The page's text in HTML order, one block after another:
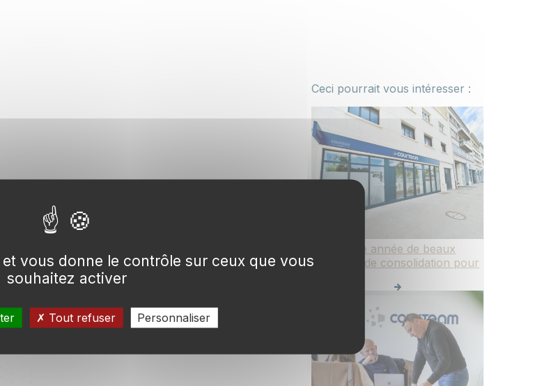
Ceci pourrait vous intéresser :
2025 : une année de beaux
projets et de consolidation pour
vous donne le contrôle sur ceux que vous
souhaitez activer
Tout refuser Personnaliser